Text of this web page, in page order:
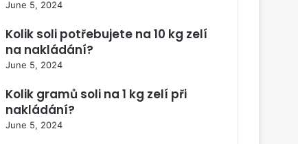
June 5, 2024
Kolik soli potřebujete na 10 kg zelí
na nakládání?
June 5, 2024
Kolik gramů soli na 1 kg zelí při
nakládání?
June 5, 2024